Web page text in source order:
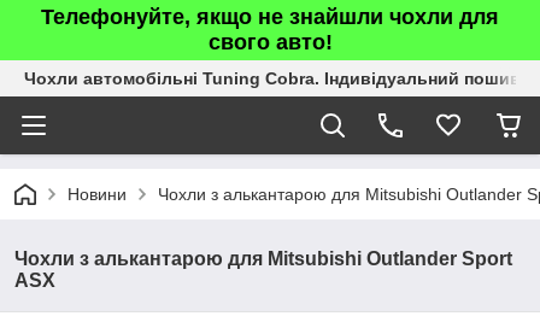
Телефонуйте, якщо не знайшли чохли для
свого авто!
Чохли автомобільні Tuning Cobra. Індивідуальний пошив.
Новини Чохли з алькантарою для Mitsubishi Outlander
Чохли з алькантарою для Mitsubishi Outlander Sport
ASX